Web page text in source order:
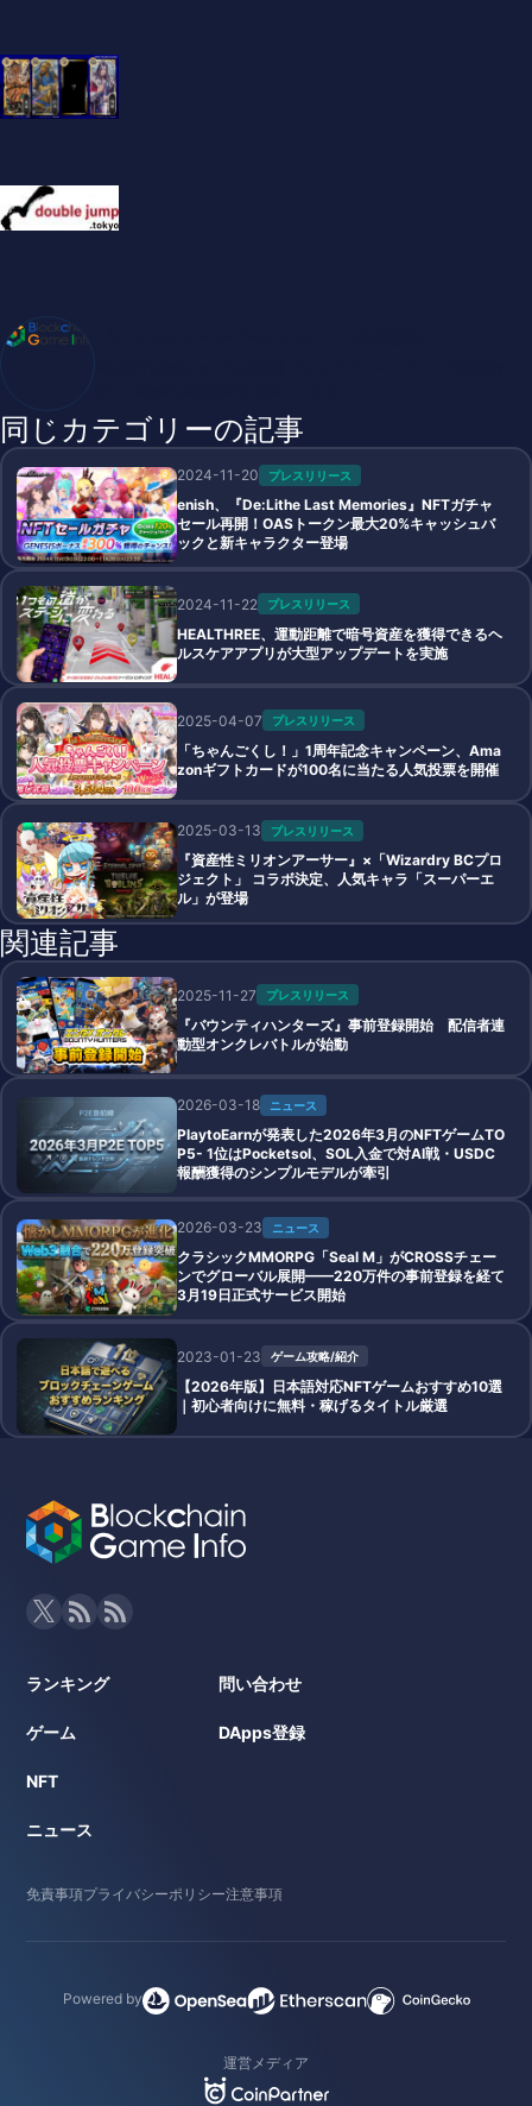
同じカテゴリーの記事
2024-11-20 プレスリリース
enish、『De:Lithe Last Memories』NFTガチャ
セール再開！OASトークン最大20%キャッシュバ
ックと新キャラクター登場
2024-11-22 プレスリリース
HEALTHREE、運動距離で暗号資産を獲得できるヘ
ルスケアアプリが大型アップデートを実施
2025-04-07 プレスリリース
「ちゃんごくし！」1周年記念キャンペーン、Ama
zonギフトカードが100名に当たる人気投票を開催
2025-03-13 プレスリリース
『資産性ミリオンアーサー』×「Wizardry BCプロ
ジェクト」 コラボ決定、人気キャラ「スーパーエ
ル」が登場
関連記事
2025-11-27 プレスリリース
『バウンティハンターズ』事前登録開始 配信者連
動型オンクレバトルが始動
2026-03-18 ニュース
PlaytoEarnが発表した2026年3月のNFTゲームTO
P5- 1位はPocketsol、SOL入金で対AI戦・USDC
報酬獲得のシンプルモデルが牽引
2026-03-23 ニュース
クラシックMMORPG「Seal M」がCROSSチェー
ンでグローバル展開——220万件の事前登録を経て
3月19日正式サービス開始
2023-01-23 ゲーム攻略/紹介
【2026年版】日本語対応NFTゲームおすすめ10選
｜初心者向けに無料・稼げるタイトル厳選
ランキング
ゲーム
NFT
ニュース
問い合わせ
DApps登録
免責事項プライバシーポリシー注意事項
Powered by
運営メディア